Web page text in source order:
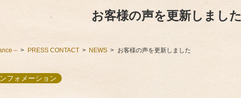
お客様の声を更新しました
– PRESS CONTACT NEWS お客様の声を更新しました
フォメーション